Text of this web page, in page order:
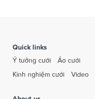
Quick links
Ý tưởng cưới
Áo cưới
Kinh nghiệm cưới
Video